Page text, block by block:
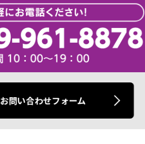
お問い合わせフォーム